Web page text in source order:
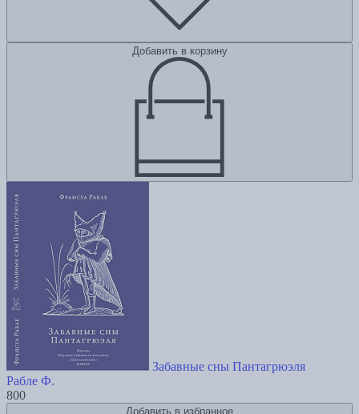
Добавить в корзину
Забавные сны Пантагрюэля
Рабле Ф.
800
Добавить в избранное